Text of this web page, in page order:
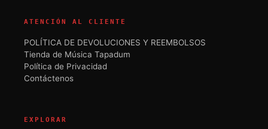
ATENCIÓN AL CLIENTE
POLÍTICA DE DEVOLUCIONES Y REEMBOLSOS
Tienda de Música Tapadum
Política de Privacidad
Contáctenos
EXPLORAR